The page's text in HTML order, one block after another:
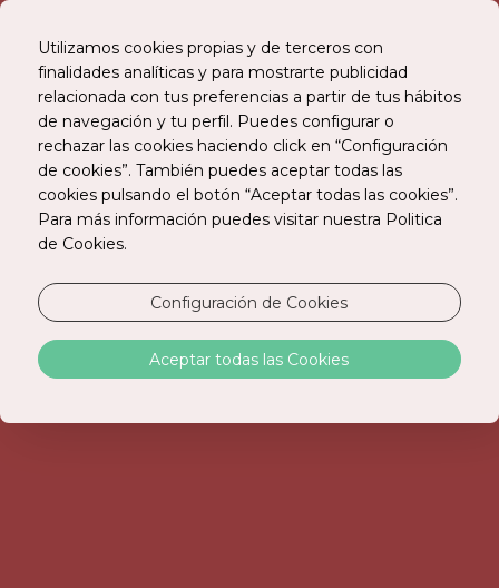
RESERVE ONLINE
HABITACIONES
Utilizamos cookies propias y de terceros con
finalidades analíticas y para mostrarte publicidad
relacionada con tus preferencias a partir de tus hábitos
de navegación y tu perfil. Puedes configurar o
rechazar las cookies haciendo click en “Configuración
de cookies”. También puedes aceptar todas las
cookies pulsando el botón “Aceptar todas las cookies”.
Para más información puedes visitar nuestra Politica
de Cookies.
Configuración de Cookies
Aceptar todas las Cookies